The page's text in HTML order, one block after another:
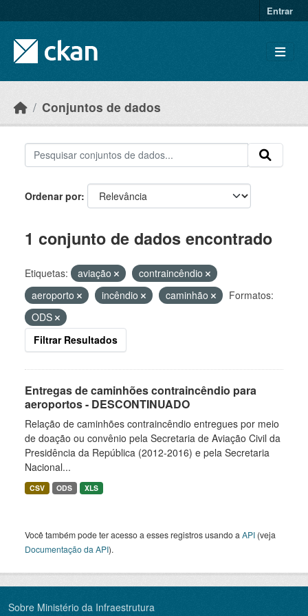
Entrar
Conjuntos de dados
Ordenar por
1 conjunto de dados encontrado
Etiquetas: aviação
contraincêndio
aeroporto
incêndio caminhão
Formatos:
ODS
Filtrar Resultados
Entregas de caminhões contraincêndio para
aeroportos - DESCONTINUADO
Relação de caminhões contraincêndio entregues por meio
de doação ou convênio pela Secretaria de Aviação Civil da
Presidência da República (2012-2016) e pela Secretaria
Nacional...
CSV ODS XLS
Você também pode ter acesso a esses registros usando a API (veja
Documentação da API).
Sobre Ministério da Infraestrutura